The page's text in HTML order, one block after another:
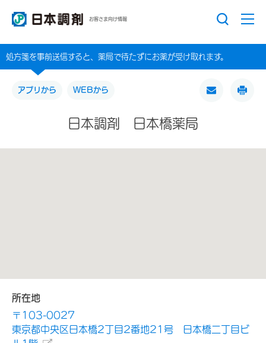
お客さま向け情報
処方箋を事前送信すると、薬局で待たずにお薬が受け取れます。
アプリから WEBから
日本調剤 日本橋薬局
所在地
〒103-0027
東京都中央区日本橋2丁目2番地21号 日本橋二丁目ビ